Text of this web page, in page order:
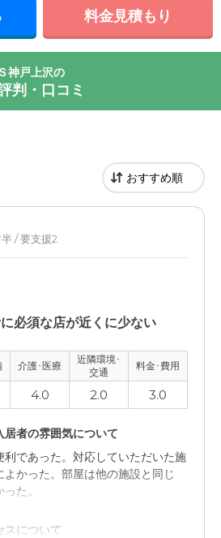
料金見積もり
神戸上沢の
判・口コミ
/ 要支援2
必須な店が近くに少ない
介護･医療
近隣環境･
交通
料金･費用
4.0 2.0 3.0
者の雰囲気について
であった。対応していただいた施
かった。部屋は他の施設と同じ
た。
スについて